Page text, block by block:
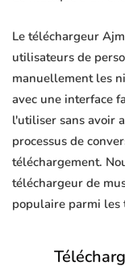
Le téléchargeur
utilisateurs de
manuellement les
avec une interface
l'utiliser sans avoir
processus de
téléchargement.
téléchargeur de
populaire parmi les